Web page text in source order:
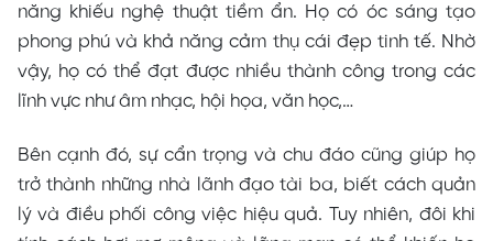
năng khiếu nghệ thuật tiềm ẩn. Họ có óc sáng tạo
phong phú và khả năng cảm thụ cái đẹp tinh tế. Nhờ
vậy, họ có thể đạt được nhiều thành công trong các
lĩnh vực như âm nhạc, hội họa, văn học,…
Bên cạnh đó, sự cẩn trọng và chu đáo cũng giúp họ
trở thành những nhà lãnh đạo tài ba, biết cách quản
lý và điều phối công việc hiệu quả. Tuy nhiên, đôi khi